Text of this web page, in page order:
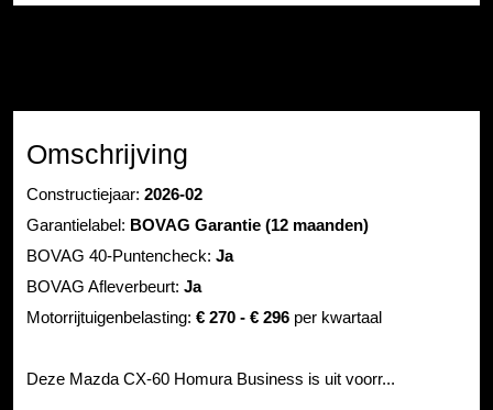
Omschrijving
Constructiejaar: 2026-02
Garantielabel: BOVAG Garantie (12 maanden)
BOVAG 40-Puntencheck: Ja
BOVAG Afleverbeurt: Ja
Motorrijtuigenbelasting: € 270 - € 296 per kwartaal
Deze Mazda CX-60 Homura Business is uit voorr...